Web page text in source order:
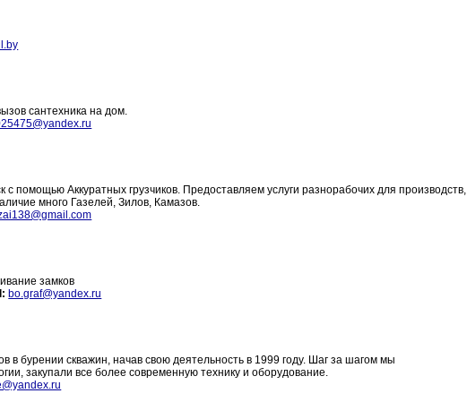
сантехника на дом.
помощью Аккуратных грузчиков. Предоставляем услуги разнорабочих для производств,
много Газелей, Зилов, Камазов.
замков
bo.graf@yandex.ru
в бурении скважин, начав свою деятельность в 1999 году. Шаг за шагом мы
закупали все более современную технику и оборудование.